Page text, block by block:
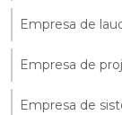
Empresa de
Empresa de
Empresa de